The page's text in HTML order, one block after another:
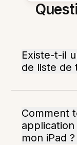
Existe-t-il
de liste de
Comment
mon iPad ?